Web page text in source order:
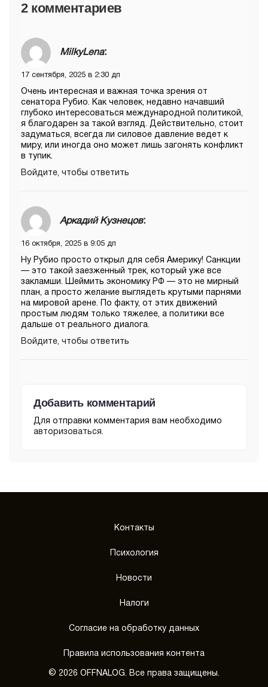
2 комментариев
MilkyLena:
17 сентября, 2025 в 2:30 дп
Очень интересная и важная точка зрения от
сенатора Рубио. Как человек, недавно начавший
глубоко интересоваться международной политикой,
я благодарен за такой взгляд. Действительно, стоит
задуматься, всегда ли силовое давление ведет к
миру, или иногда оно может лишь загонять конфликт
в тупик.
Войдите, чтобы ответить
Аркадий Кузнецов:
16 октября, 2025 в 9:05 дп
Ну Рубио просто открыл для себя Америку! Санкции
— это такой заезженный трек, который уже все
закламши. Шеймить экономику РФ — это не мирный
план, а просто желание выглядеть крутыми парнями
на мировой арене. По факту, от этих движений
простым людям только тяжелее, а политики все
дальше от реального диалога.
Войдите, чтобы ответить
Добавить комментарий
Для отправки комментария вам необходимо
авторизоваться.
Контакты
Психология
Новости
Налоги
Согласие на обработку данных
Правила использования контента
© 2026 OFFNALOG. Все права защищены.